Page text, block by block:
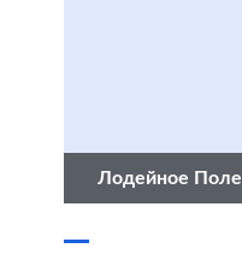
Лодейное Поле